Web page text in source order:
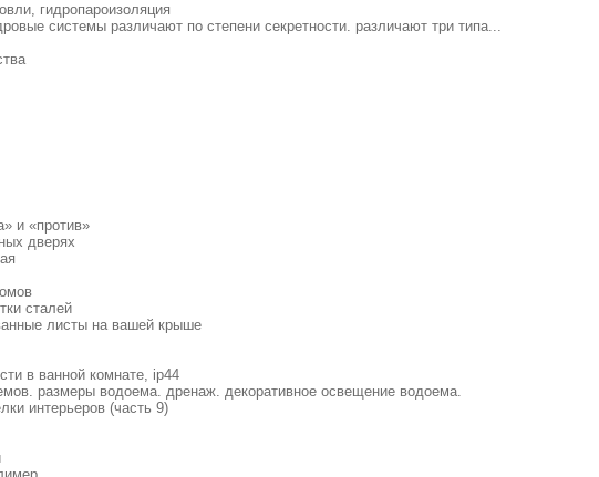
гидропароизоляция
системы различают по степени секретности. различают три типа...
и «против»
дверях
сталей
листы на вашей крыше
в ванной комнате, ip44
размеры водоема. дренаж. декоративное освещение водоема.
интерьеров (часть 9)